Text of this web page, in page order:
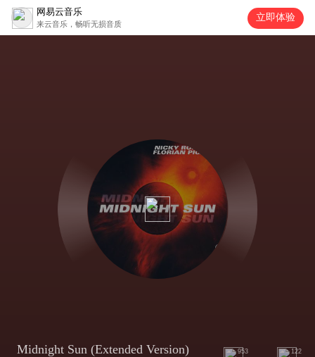
网易云音乐
来云音乐，畅听无损音质
立即体验
Midnight Sun (Extended Version) 953 122